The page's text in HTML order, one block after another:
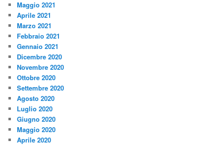
Maggio 2021
Aprile 2021
Marzo 2021
Febbraio 2021
Gennaio 2021
Dicembre 2020
Novembre 2020
Ottobre 2020
Settembre 2020
Agosto 2020
Luglio 2020
Giugno 2020
Maggio 2020
Aprile 2020